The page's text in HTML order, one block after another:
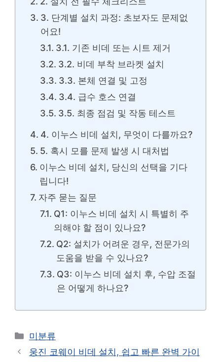
3. 단계별 설치 과정: 초보자도 문제없
어요!
3.1. 기존 비데 또는 시트 제거
3.2. 비데 부착 브라켓 설치
3.3. 본체 연결 및 고정
3.4. 급수 호스 연결
3.5. 최종 점검 및 작동 테스트
4. 이누스 비데 설치, 무엇이 다를까요?
5. 혹시 모를 문제 발생 시 대처법
이누스 비데 설치, 당신의 선택을 기다
립니다!
자주 묻는 질문
Q1: 이누스 비데 설치 시 특별히 주
의해야 할 점이 있나요?
Q2: 설치가 어려운 경우, 전문가의
도움을 받을 수 있나요?
Q3: 이누스 비데 설치 후, 수압 조절
은 어떻게 하나요?
카
테
미분류
웅진 코웨이 비데 설치, 쉽고 빠른 완벽 가이